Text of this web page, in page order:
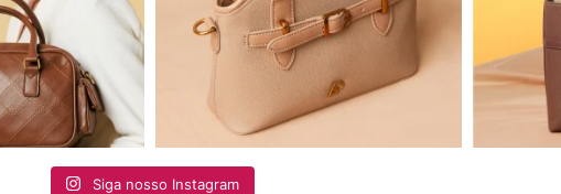
Siga nosso Instagram